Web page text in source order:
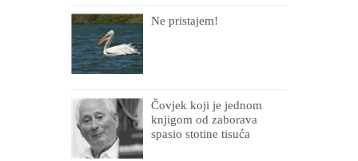
Ne pristajem!
Čovjek koji je jednom
knjigom od zaborava
spasio stotine tisuća